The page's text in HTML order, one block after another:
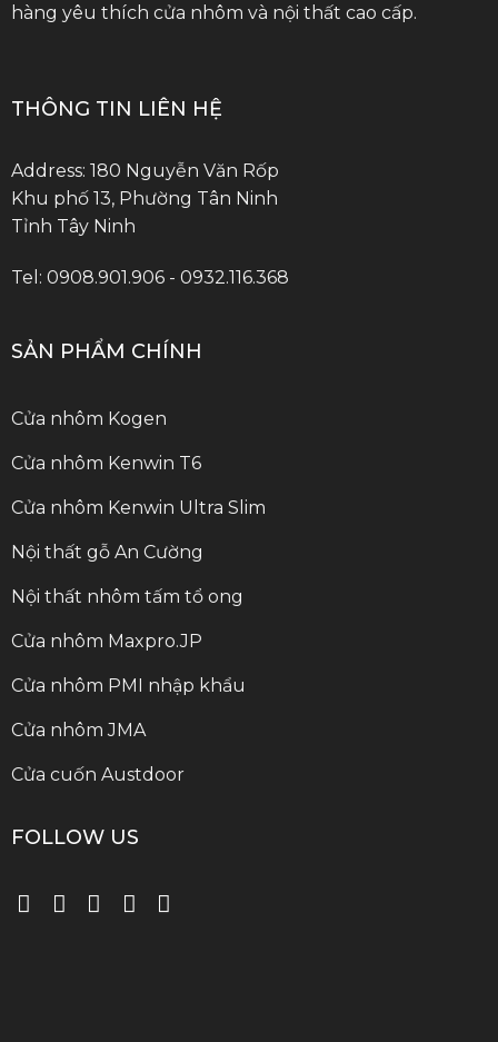
hàng yêu thích cửa nhôm và nội thất cao cấp.
THÔNG TIN LIÊN HỆ
Address: 180 Nguyễn Văn Rốp
Khu phố 13, Phường Tân Ninh
Tỉnh Tây Ninh
Tel: 0908.901.906 - 0932.116.368
SẢN PHẨM CHÍNH
Cửa nhôm Kogen
Cửa nhôm Kenwin T6
Cửa nhôm Kenwin Ultra Slim
Nội thất gỗ An Cường
Nội thất nhôm tấm tổ ong
Cửa nhôm Maxpro.JP
Cửa nhôm PMI nhập khẩu
Cửa nhôm JMA
Cửa cuốn Austdoor
FOLLOW US